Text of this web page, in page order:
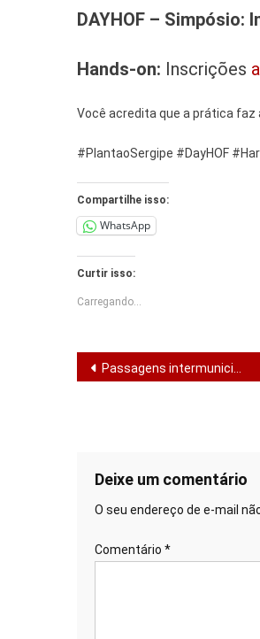
DAYHOF – Simpósio:
Hands-on: Inscrições
Você acredita que a prática
#PlantaoSergipe #DayHOF
Compartilhe isso:
WhatsApp
Curtir isso:
Carregando...
Navegação
Passagens intermunicipais já podem ser compradas pela internet em Sergipe
Deixe um comentário
O seu endereço de e-mail
Comentário *